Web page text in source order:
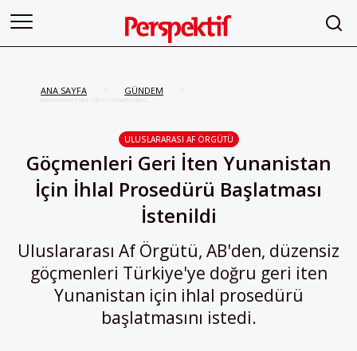
ANA SAYFA GÜNDEM
Göçmenleri Geri İten Yunanistan
ULUSLARARASI AF ÖRGÜTÜ
Göçmenleri Geri İten Yunanistan
İçin İhlal Prosedürü Başlatması
İstenildi
Uluslararası Af Örgütü, AB'den, düzensiz
göçmenleri Türkiye'ye doğru geri iten
Yunanistan için ihlal prosedürü
başlatmasını istedi.